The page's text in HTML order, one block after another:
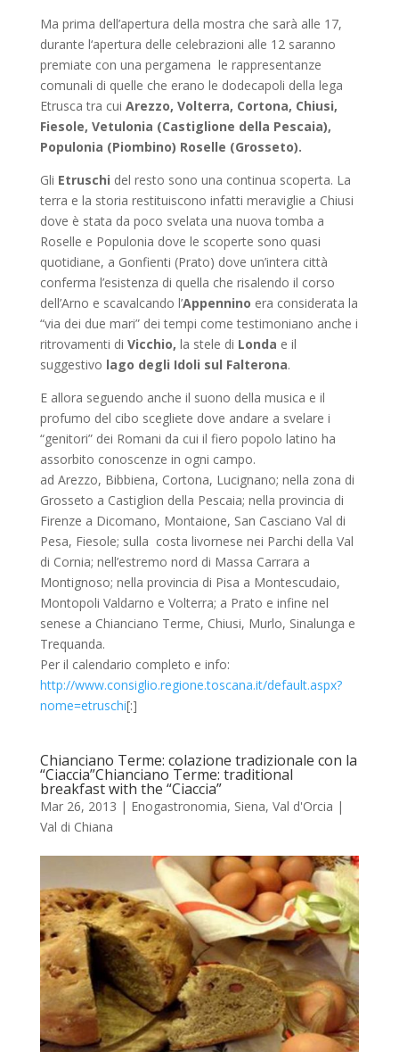
Ma prima dell’apertura della mostra che sarà alle 17,
durante l‘apertura delle celebrazioni alle 12 saranno
premiate con una pergamena le rappresentanze
comunali di quelle che erano le dodecapoli della lega
Etrusca tra cui Arezzo, Volterra, Cortona, Chiusi,
Fiesole, Vetulonia (Castiglione della Pescaia),
Populonia (Piombino) Roselle (Grosseto).
Gli Etruschi del resto sono una continua scoperta. La
terra e la storia restituiscono infatti meraviglie a Chiusi
dove è stata da poco svelata una nuova tomba a
Roselle e Populonia dove le scoperte sono quasi
quotidiane, a Gonfienti (Prato) dove un’intera città
conferma l’esistenza di quella che risalendo il corso
dell’Arno e scavalcando l’Appennino era considerata la
“via dei due mari” dei tempi come testimoniano anche i
ritrovamenti di Vicchio, la stele di Londa e il
suggestivo lago degli Idoli sul Falterona.
E allora seguendo anche il suono della musica e il
profumo del cibo scegliete dove andare a svelare i
“genitori” dei Romani da cui il fiero popolo latino ha
assorbito conoscenze in ogni campo.
ad Arezzo, Bibbiena, Cortona, Lucignano; nella zona di
Grosseto a Castiglion della Pescaia; nella provincia di
Firenze a Dicomano, Montaione, San Casciano Val di
Pesa, Fiesole; sulla costa livornese nei Parchi della Val
di Cornia; nell’estremo nord di Massa Carrara a
Montignoso; nella provincia di Pisa a Montescudaio,
Montopoli Valdarno e Volterra; a Prato e infine nel
senese a Chianciano Terme, Chiusi, Murlo, Sinalunga e
Trequanda.
Per il calendario completo e info:
http://www.consiglio.regione.toscana.it/default.aspx?
nome=etruschi[:]
Chianciano Terme: colazione tradizionale con la
“Ciaccia”Chianciano Terme: traditional
breakfast with the “Ciaccia”
Mar 26, 2013 | Enogastronomia, Siena, Val d'Orcia |
Val di Chiana